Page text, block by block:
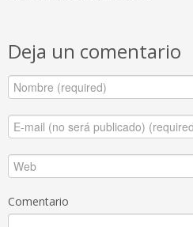
Deja un comentario
Comentario